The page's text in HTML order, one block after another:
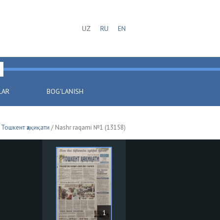
UZ RU EN
BOG'LANISH
Тошкент ҳақиқати / Nashr raqami №1 (13158)
1